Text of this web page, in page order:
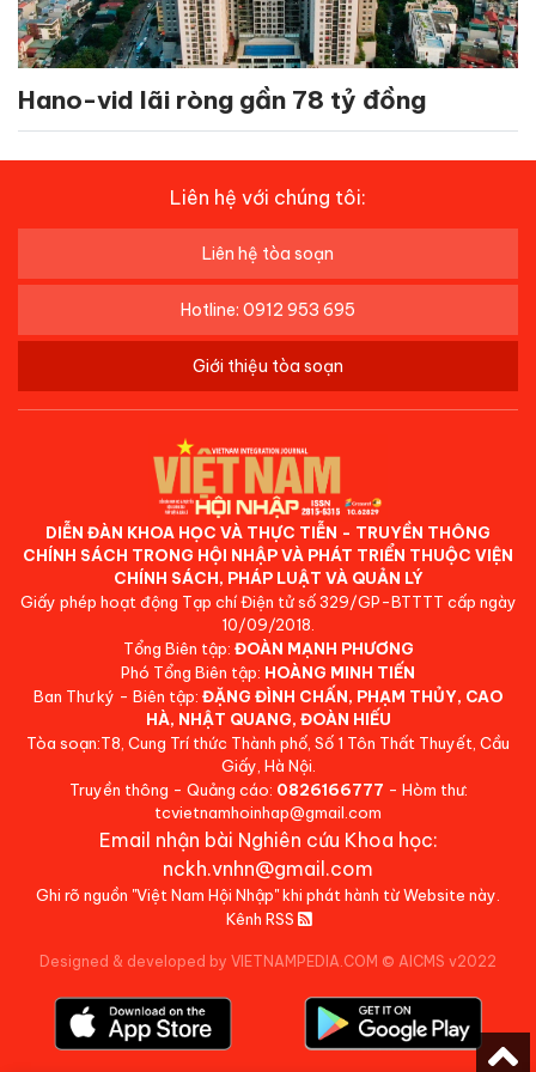
Hano-vid lãi ròng gần 78 tỷ đồng
Liên hệ với chúng tôi:
Liên hệ tòa soạn
Hotline: 0912 953 695
Giới thiệu tòa soạn
DIỄN ĐÀN KHOA HỌC VÀ THỰC TIỄN - TRUYỀN THÔNG
CHÍNH SÁCH TRONG HỘI NHẬP VÀ PHÁT TRIỂN THUỘC VIỆN
CHÍNH SÁCH, PHÁP LUẬT VÀ QUẢN LÝ
Giấy phép hoạt động Tạp chí Điện tử số 329/GP-BTTTT cấp ngày
10/09/2018.
Tổng Biên tập: ĐOÀN MẠNH PHƯƠNG
Phó Tổng Biên tập: HOÀNG MINH TIẾN
Ban Thư ký - Biên tập: ĐẶNG ĐÌNH CHẤN, PHẠM THỦY, CAO
HÀ, NHẬT QUANG, ĐOÀN HIẾU
Tòa soạn:T8, Cung Trí thức Thành phố, Số 1 Tôn Thất Thuyết, Cầu
Giấy, Hà Nội.
Truyền thông - Quảng cáo: 0826166777 - Hòm thư:
tcvietnamhoinhap@gmail.com
Email nhận bài Nghiên cứu Khoa học:
nckh.vnhn@gmail.com
Ghi rõ nguồn "Việt Nam Hội Nhập" khi phát hành từ Website này.
Kênh RSS
Designed & developed by VIETNAMPEDIA.COM © AICMS v2022